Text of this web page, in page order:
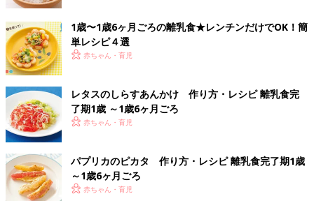
1歳〜1歳6ヶ月ごろの離乳食★レンチンだけでOK！簡
単レシピ４選
赤ちゃん・育児
レタスのしらすあんかけ 作り方・レシピ 離乳食完
了期1歳 ～1歳6ヶ月ごろ
赤ちゃん・育児
パプリカのピカタ 作り方・レシピ 離乳食完了期1歳
～1歳6ヶ月ごろ
赤ちゃん・育児